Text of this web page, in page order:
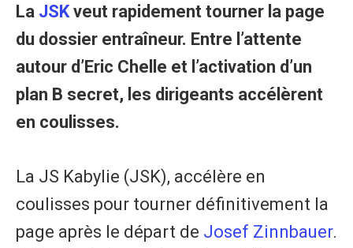
La JSKveut rapidement tourner la page
du dossier entraîneur. Entre l’attente
autour d’Eric Chelle et l’activation d’un
plan B secret, les dirigeants accélèrent
en coulisses.
La JS Kabylie (JSK), accélère en
coulisses pour tourner définitivement la
page après le départ de Josef Zinnbauer.